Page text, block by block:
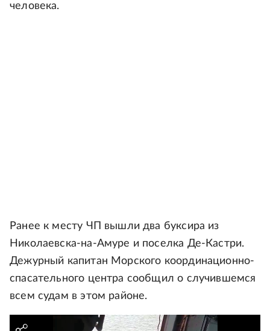
человека.
Ранее к месту ЧП вышли два буксира из
Николаевска-на-Амуре и поселка Де-Кастри.
Дежурный капитан Морского координационно-
спасательного центра сообщил о случившемся
всем судам в этом районе.